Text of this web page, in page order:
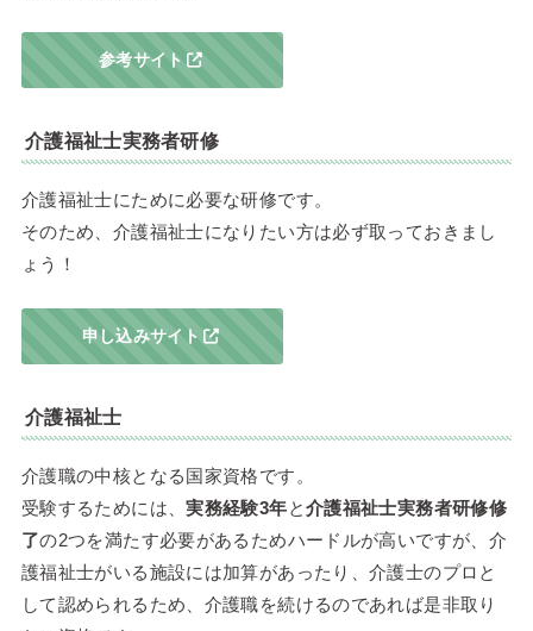
参考サイト
介護福祉士実務者研修
介護福祉士にために必要な研修です。
そのため、介護福祉士になりたい方は必ず取っておきまし
ょう！
申し込みサイト
介護福祉士
介護職の中核となる国家資格です。
受験するためには、実務経験3年と介護福祉士実務者研修修
了の2つを満たす必要があるためハードルが高いですが、介
護福祉士がいる施設には加算があったり、介護士のプロと
して認められるため、介護職を続けるのであれば是非取り